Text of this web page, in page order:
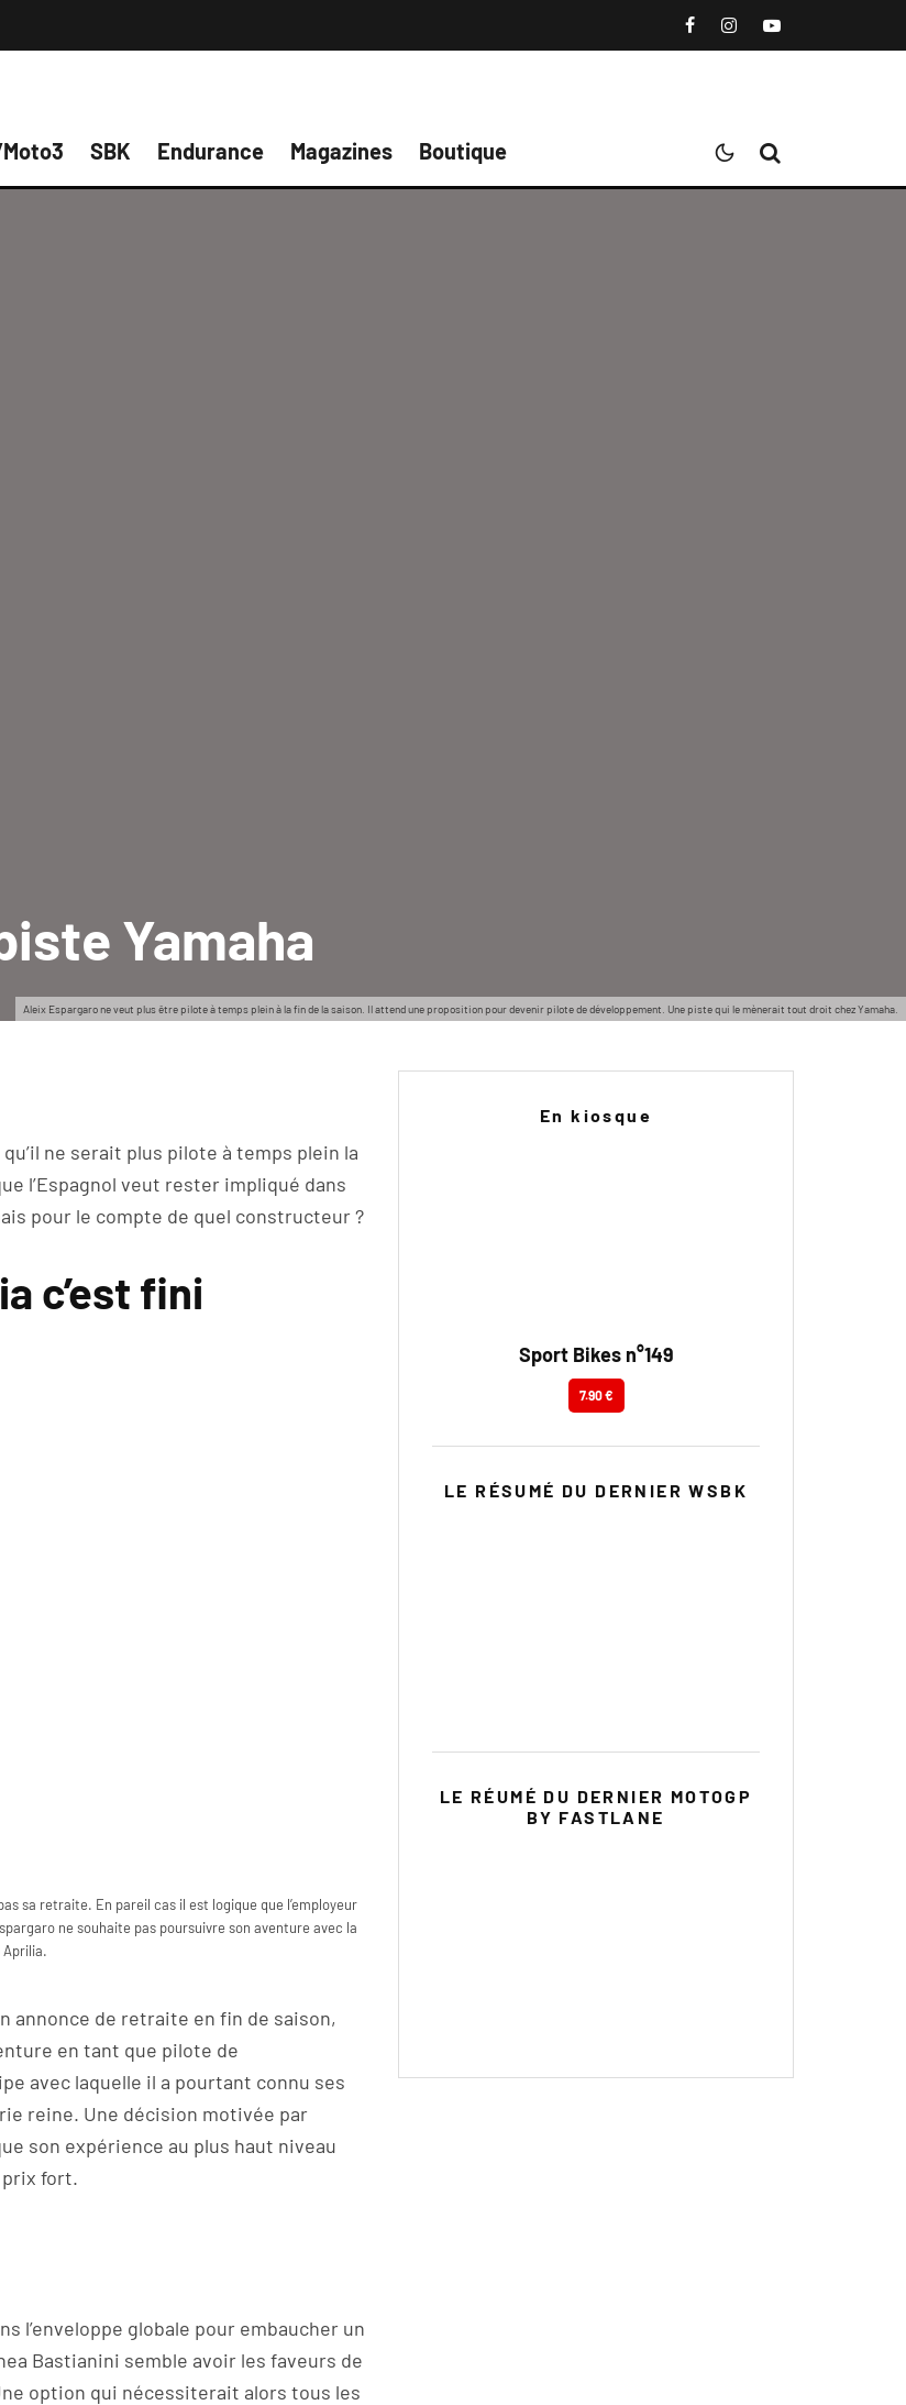
SBK Endurance Magazines Boutique
Aleix Espargaro ne veut plus être pilote à temps plein à la fin de la saison. Il attend une proposition pour devenir pilote de développement. Une piste qui le mènerait tout droit chez Yamaha.
Yamaha
ne serait plus pilote à temps plein la
l’Espagnol veut rester impliqué dans
pour le compte de quel constructeur ?
c’est fini
sa retraite. En pareil cas il est logique que l’employeur
ne souhaite pas poursuivre son aventure avec la
Aprilia.
annonce de retraite en fin de saison,
en tant que pilote de
avec laquelle il a pourtant connu ses
reine. Une décision motivée par
son expérience au plus haut niveau
prix fort.
l’enveloppe globale pour embaucher un
Bastianini semble avoir les faveurs de
option qui nécessiterait alors tous les
En kiosque
Sport Bikes n°149
7.90 €
LE RÉSUMÉ DU DERNIER WSBK
LE RÉUMÉ DU DERNIER MOTOGP
BY FASTLANE